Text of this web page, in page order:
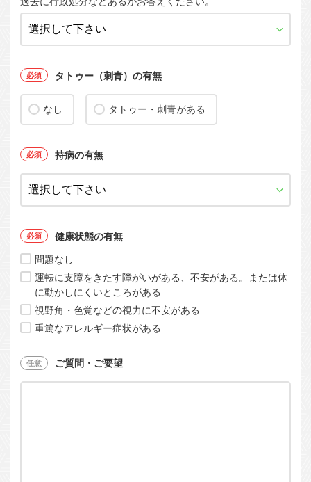
タトゥー（刺青）の有無
なし タトゥー・刺青がある
持病の有無
健康状態の有無
問題なし
運転に支障をきたす障がいがある、不安がある。または体
に動かしにくいところがある
視野角・色覚などの視力に不安がある
重篤なアレルギー症状がある
ご質問・ご要望